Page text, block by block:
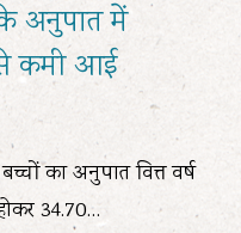
अनुपात में
से कमी आई
का अनुपात वित्त वर्ष
34.70…